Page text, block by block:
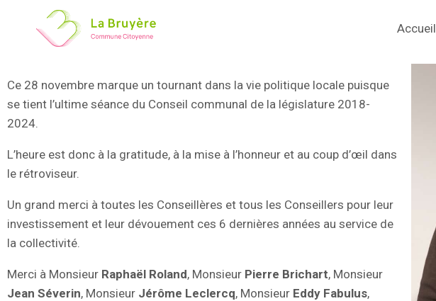
Accueil
Ce 28 novembre marque un tournant dans la vie politique locale puisque
se tient l’ultime séance du Conseil communal de la législature 2018-
2024.
L’heure est donc à la gratitude, à la mise à l’honneur et au coup d’œil dans
le rétroviseur.
Un grand merci à toutes les Conseillères et tous les Conseillers pour leur
investissement et leur dévouement ces 6 dernières années au service de
la collectivité.
Merci à Monsieur Raphaël Roland, Monsieur Pierre Brichart, Monsieur
Jean Séverin, Monsieur Jérôme Leclercq, Monsieur Eddy Fabulus,